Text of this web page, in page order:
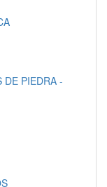
DE PIEDRA -